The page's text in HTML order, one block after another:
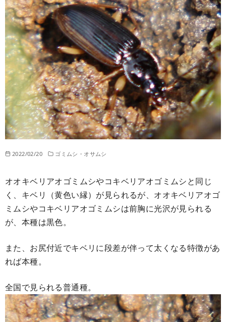
2022/02/20 ゴミムシ・オサムシ
オオキベリアオゴミムシやコキベリアオゴミムシと同じ
く、キベリ（黄色い縁）が見られるが、オオキベリアオゴ
ミムシやコキベリアオゴミムシは前胸に光沢が見られる
が、本種は黒色。
また、お尻付近でキベリに段差が伴って太くなる特徴があ
れば本種。
全国で見られる普通種。